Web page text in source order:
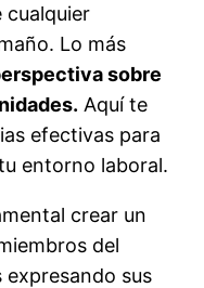
cualquier
Lo más
sobre
Aquí te
efectivas para
entorno laboral.
crear un
del
sus